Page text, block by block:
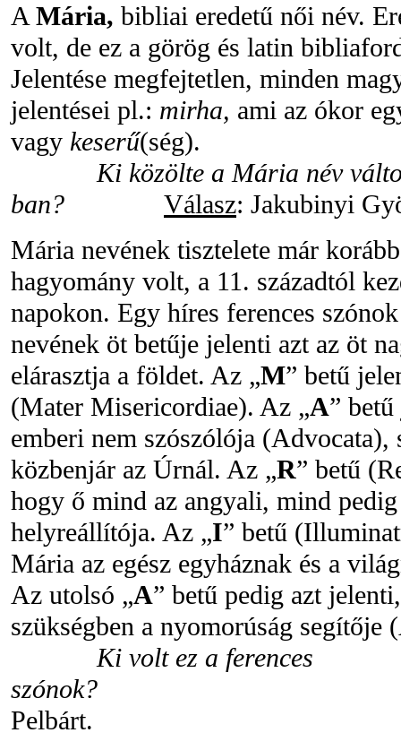
AMária, bibliai eredetű női név.
volt, de ez a görög és latin
Jelentése megfejtetlen, minden
jelentései pl.: mirha, ami az ókor
vagy keserű(ség).
Ki közölte a Mária név
ban?
Válasz: Jakubinyi
Mária nevének tisztelete már
hagyomány volt, a 11. századtól
napokon. Egy híres ferences
nevének öt betűje jelenti azt az öt
elárasztja a földet. Az „M” betű
(Mater Misericordiae). Az „A”
emberi nem szószólója (Advocata),
közbenjár az Úrnál. Az „R” betű
hogy ő mind az angyali, mind
helyreállítója. Az „I” betű
Mária az egész egyháznak és a
Az utolsó „A” betű pedig azt
szükségben a nyomorúság
Ki volt ez a ferences
szónok?
Pelbárt.